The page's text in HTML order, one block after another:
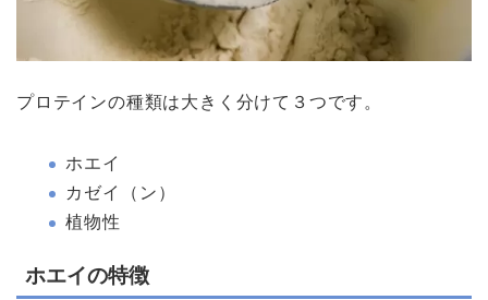
プロテインの種類は大きく分けて３つです。
ホエイ
カゼイ（ン）
植物性
ホエイの特徴